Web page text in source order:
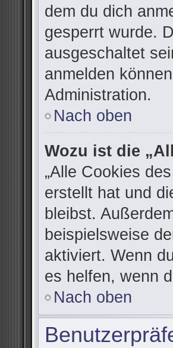
dem du dich
gesperrt wurde.
ausgeschaltet
anmelden
Administration.
Nach oben
Wozu ist die
„Alle Cookies
erstellt hat und
bleibst.
beispielsweise
aktiviert. Wenn
es helfen, wenn
Nach oben